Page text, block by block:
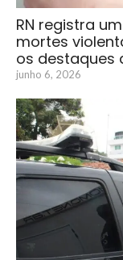
RN registra
mortes
os destaques
junho 6, 2026